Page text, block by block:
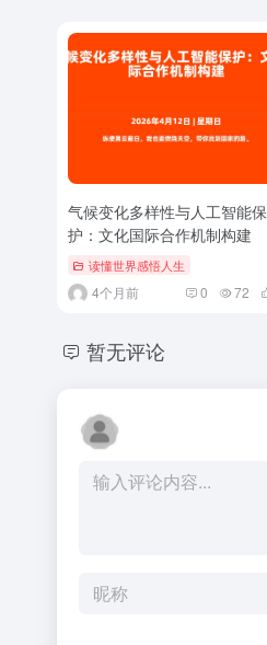
气候变化多样性与人工智能保
护：文化国际合作机制构建
读懂世界感悟人生
4个月前 0 72
暂无评论